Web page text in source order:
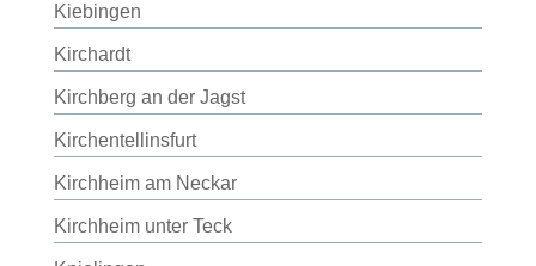
Kiebingen
Kirchardt
Kirchberg an der Jagst
Kirchentellinsfurt
Kirchheim am Neckar
Kirchheim unter Teck